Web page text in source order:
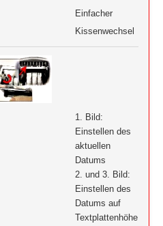
Einfacher
Kissenwechsel
1. Bild:
Einstellen des
aktuellen
Datums
2. und 3. Bild:
Einstellen des
Datums auf
Textplattenhöhe